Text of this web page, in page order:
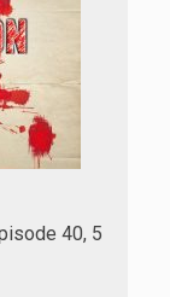
40, 5